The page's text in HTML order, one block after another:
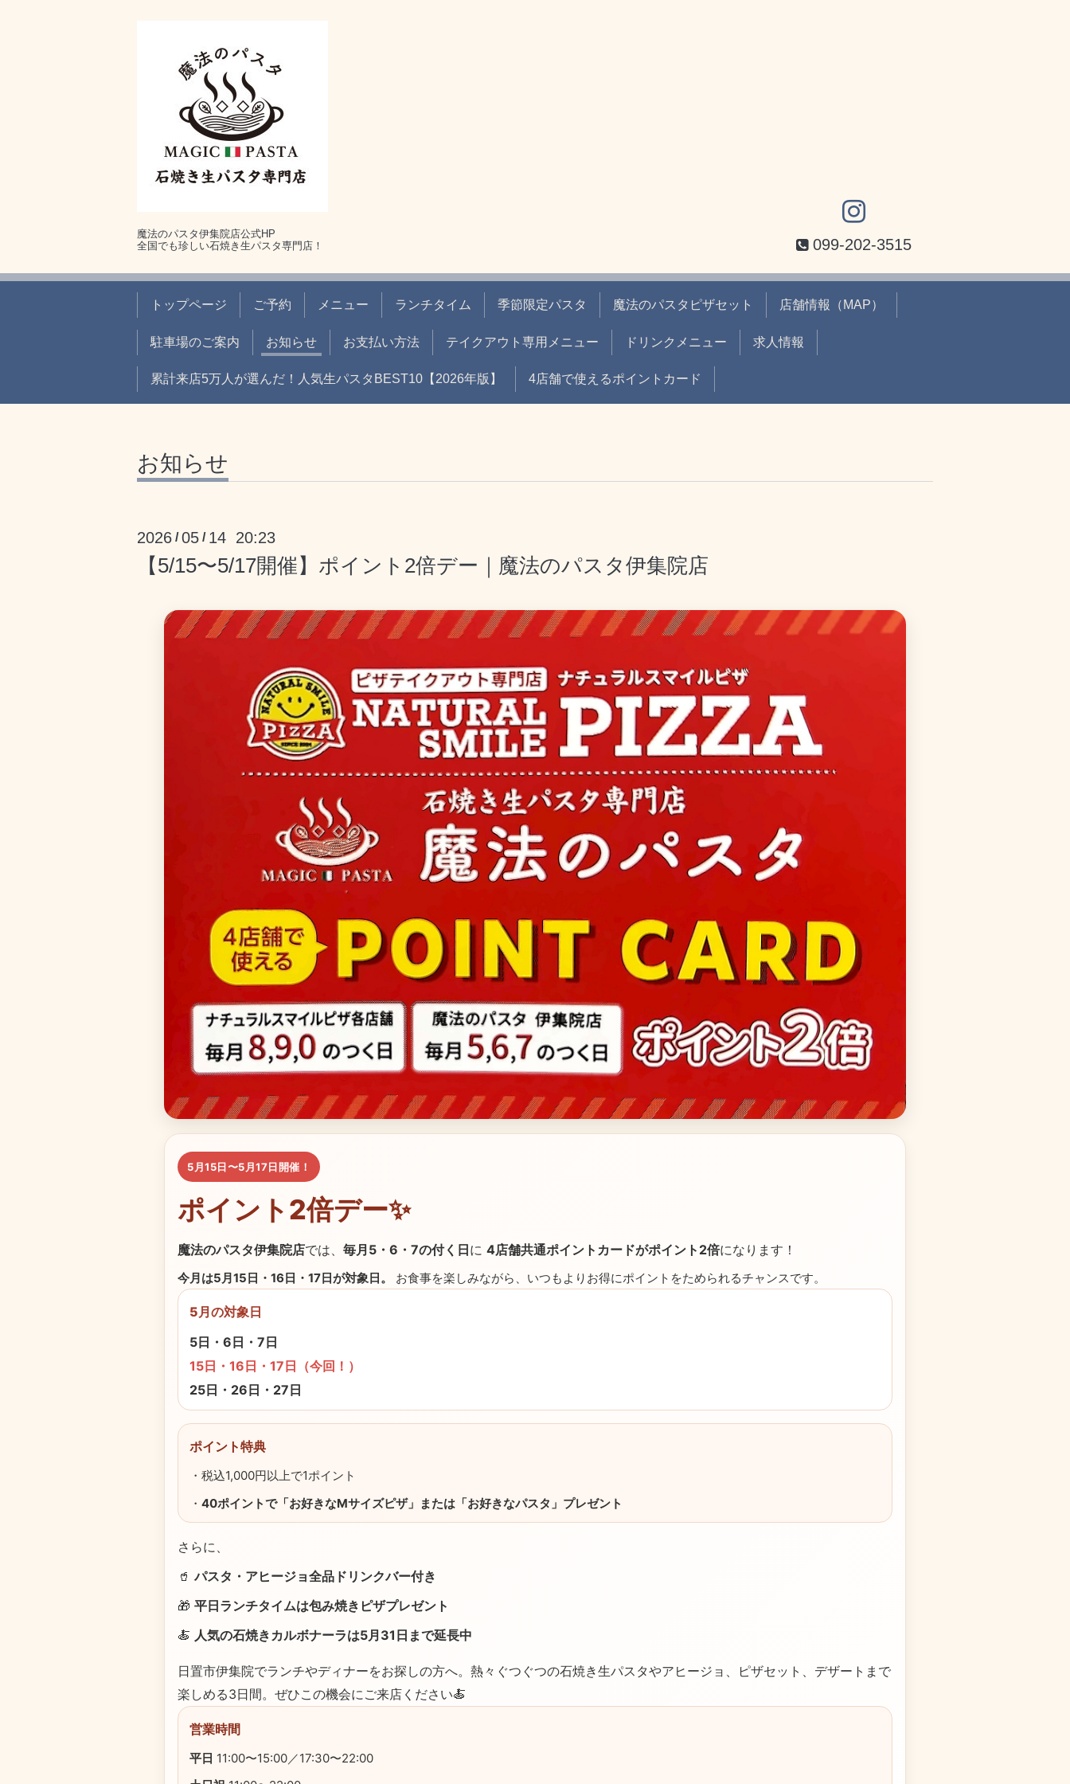
魔法のパスタ伊集院店公式HP
全国でも珍しい石焼き生パスタ専門店！
099-202-3515
トップページ ご予約 メニュー ランチタイム 季節限定パスタ 魔法のパスタピザセット 店舗情報（MAP）
駐車場のご案内 お知らせ お支払い方法 テイクアウト専用メニュー ドリンクメニュー 求人情報
累計来店5万人が選んだ！人気生パスタBEST10【2026年版】 4店舗で使えるポイントカード
お知らせ
2026 /05 / 14 20:23
【5/15〜5/17開催】ポイント2倍デー｜魔法のパスタ伊集院店
5月15日〜5月17日開催！
ポイント2倍デー✨
魔法のパスタ伊集院店では、 毎月5・6・7の付く日に 4店舗共通ポイントカードがポイント2倍になります！
今月は5月15日・16日・17日が対象日。 お食事を楽しみながら、いつもよりお得にポイントをためられるチャンスです。
5月の対象日
5日・6日・7日
15日・16日・17日（今回！）
25日・26日・27日
ポイント特典
・税込1,000円以上で1ポイント
・ 40ポイントで「お好きなMサイズピザ」または「お好きなパスタ」プレゼント
さらに、
🥤パスタ・アヒージョ全品ドリンクバー付き
🎁 平日ランチタイムは包み焼きピザプレゼント
🍝 人気の石焼きカルボナーラは5月31日まで延長中
日置市伊集院でランチやディナーをお探しの方へ。熱々ぐつぐつの石焼き生パスタやアヒージョ、ピザセット、デザートまで
楽しめる3日間。ぜひこの機会にご来店ください🍝
営業時間
平日 11:00〜15:00／17:30〜22:00